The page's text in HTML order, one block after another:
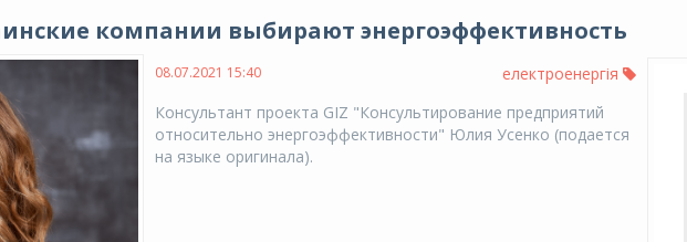
компании выбирают энергоэффективность
08.07.2021 15:40
електроенергія
Консультант проекта GIZ "Консультирование предприятий
относительно энергоэффективности" Юлия Усенко (подается
на языке оригинала).